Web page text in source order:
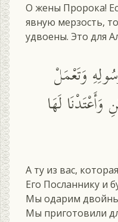
О жены Пророка!
явную мерзость,
удвоены. Это для
وَتَعْمَلْ
لَهَا
А ту из вас,
Его Посланнику и
Мы одарим
Мы приготовили